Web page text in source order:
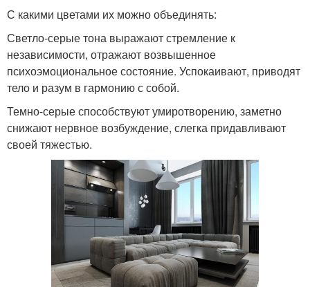
С какими цветами их можно объединять:
Светло-серые тона выражают стремление к
независимости, отражают возвышенное
психоэмоциональное состояние. Успокаивают, приводят
тело и разум в гармонию с собой.
Темно-серые способствуют умиротворению, заметно
снижают нервное возбуждение, слегка придавливают
своей тяжестью.